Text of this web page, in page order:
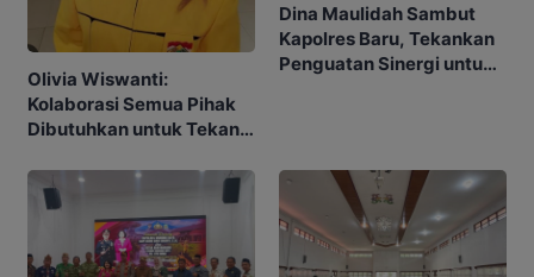
Olivia Wiswanti:
Kolaborasi Semua Pihak
Dibutuhkan untuk Tekan
Dina Maulidah Sambut
Kapolres Baru, Tekankan
Penguatan Sinergi untuk